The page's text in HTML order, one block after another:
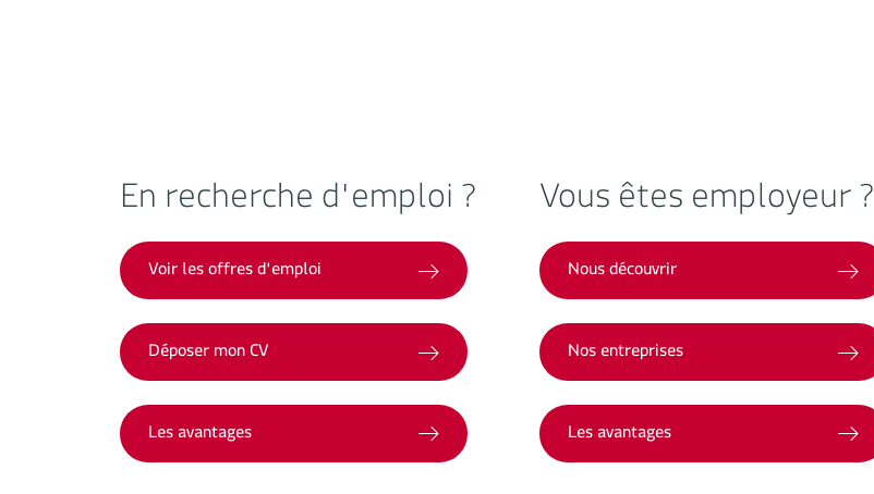
En recherche d'emploi ?
Voir les offres d'emploi
Déposer mon CV
Les avantages
Vous êtes employeur ?
Nous découvrir
Nos entreprises
Les avantages